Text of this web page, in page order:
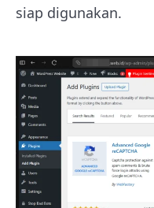
siap digunakan.